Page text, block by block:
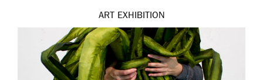
ART EXHIBITION